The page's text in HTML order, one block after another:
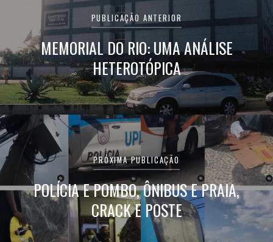
Post
PUBLICAÇÃO ANTERIOR
MEMORIAL DO RIO: UMA ANÁLISE
HETEROTÓPICA
PRÓXIMA PUBLICAÇÃO
POLÍCIA E POMBO, ÔNIBUS E PRAIA,
CRACK E POSTE